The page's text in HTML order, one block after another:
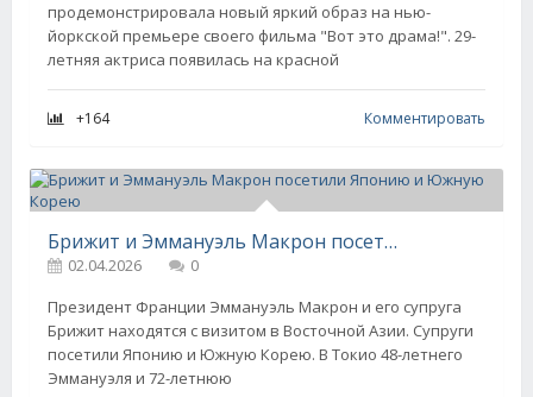
продемонстрировала новый яркий образ на нью-
йоркской премьере своего фильма "Вот это драма!". 29-
летняя актриса появилась на красной
+164 Комментировать
Брижит и Эммануэль Макрон посетили Японию и Южную Корею
02.04.2026
0
Президент Франции Эммануэль Макрон и его супруга
Брижит находятся с визитом в Восточной Азии. Супруги
посетили Японию и Южную Корею. В Токио 48-летнего
Эммануэля и 72-летнюю